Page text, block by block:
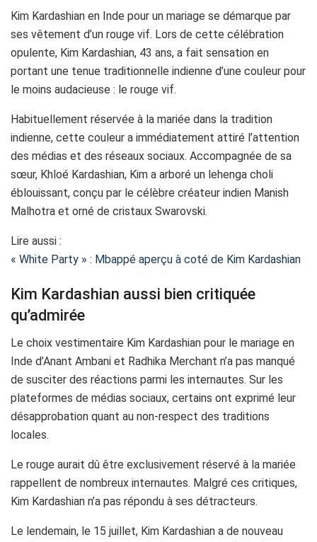
Kim Kardashian en Inde pour un mariage se démarque par
ses vêtement d’un rouge vif. Lors de cette célébration
opulente, Kim Kardashian, 43 ans, a fait sensation en
portant une tenue traditionnelle indienne d’une couleur pour
le moins audacieuse : le rouge vif.
Habituellement réservée à la mariée dans la tradition
indienne, cette couleur a immédiatement attiré l’attention
des médias et des réseaux sociaux. Accompagnée de sa
sœur, Khloé Kardashian, Kim a arboré un lehenga choli
éblouissant, conçu par le célèbre créateur indien Manish
Malhotra et orné de cristaux Swarovski.
Lire aussi :
« White Party » : Mbappé aperçu à coté de Kim Kardashian
Kim Kardashian aussi bien critiquée
qu’admirée
Le choix vestimentaire Kim Kardashian pour le mariage en
Inde d’Anant Ambani et Radhika Merchant n’a pas manqué
de susciter des réactions parmi les internautes. Sur les
plateformes de médias sociaux, certains ont exprimé leur
désapprobation quant au non-respect des traditions
locales.
Le rouge aurait dû être exclusivement réservé à la mariée
rappellent de nombreux internautes. Malgré ces critiques,
Kim Kardashian n’a pas répondu à ses détracteurs.
Le lendemain, le 15 juillet, Kim Kardashian a de nouveau